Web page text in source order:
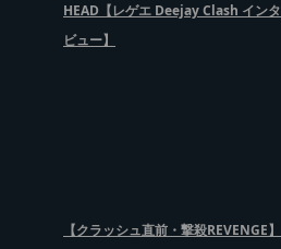
HEAD【レゲエ Deejay Clash インタ
ビュー】
【クラッシュ直前・撃殺REVENGE】